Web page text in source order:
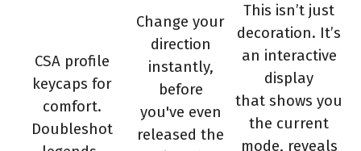
CSA profile
keycaps for
comfort.
Doubleshot
Change your
direction
instantly,
before
you've even
released the
This isn’t just
decoration. It’s
an interactive
display
that shows you
the current
mode, reveals